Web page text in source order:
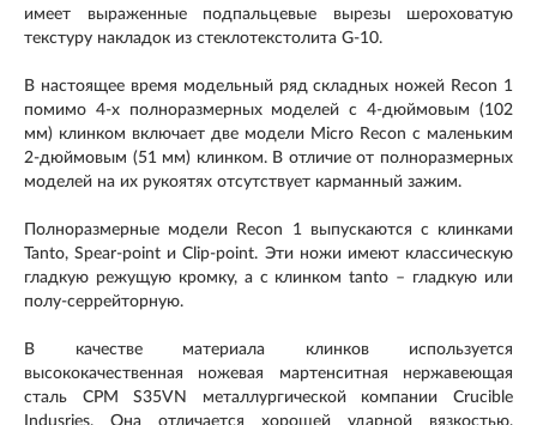
имеет выраженные подпальцевые вырезы шероховатую
текстуру накладок из стеклотекстолита G-10.
В настоящее время модельный ряд складных ножей Recon 1
помимо 4-х полноразмерных моделей с 4-дюймовым (102
мм) клинком включает две модели Micro Recon с маленьким
2-дюймовым (51 мм) клинком. В отличие от полноразмерных
моделей на их рукоятях отсутствует карманный зажим.
Полноразмерные модели Recon 1 выпускаются с клинками
Tanto, Spear-point и Clip-point. Эти ножи имеют классическую
гладкую режущую кромку, а с клинком tanto – гладкую или
полу-серрейторную.
В качестве материала клинков используется
высококачественная ножевая мартенситная нержавеющая
сталь CPM S35VN металлургической компании Crucible
Indusries. Она отличается хорошей ударной вязкостью,